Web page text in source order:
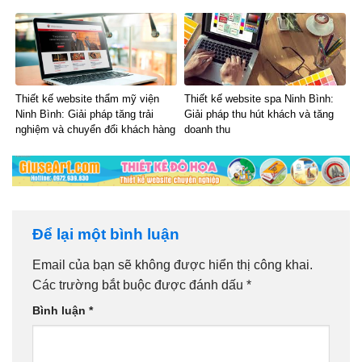
Thiết kế website thẩm mỹ viện
Ninh Bình: Giải pháp tăng trải
nghiệm và chuyển đổi khách hàng
Thiết kế website spa Ninh Bình:
Giải pháp thu hút khách và tăng
doanh thu
Để lại một bình luận
Email của bạn sẽ không được hiển thị công khai.
Các trường bắt buộc được đánh dấu *
Bình luận *